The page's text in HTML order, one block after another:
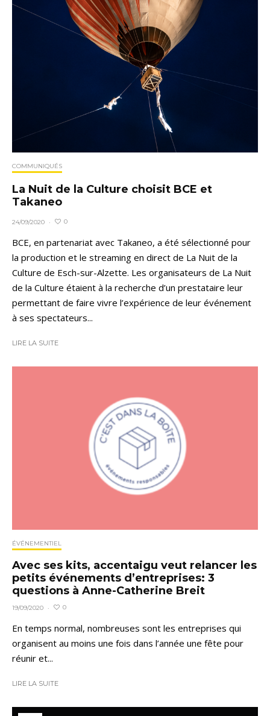
COMMUNIQUÉS
La Nuit de la Culture choisit BCE et
Takaneo
24/09/2020 · 0
BCE, en partenariat avec Takaneo, a été sélectionné pour
la production et le streaming en direct de La Nuit de la
Culture de Esch-sur-Alzette. Les organisateurs de La Nuit
de la Culture étaient à la recherche d’un prestataire leur
permettant de faire vivre l’expérience de leur événement
à ses spectateurs...
LIRE LA SUITE
ÉVÉNEMENTIEL
Avec ses kits, accentaigu veut relancer les
petits événements d’entreprises: 3
questions à Anne-Catherine Breit
19/09/2020 · 0
En temps normal, nombreuses sont les entreprises qui
organisent au moins une fois dans l’année une fête pour
réunir et...
LIRE LA SUITE